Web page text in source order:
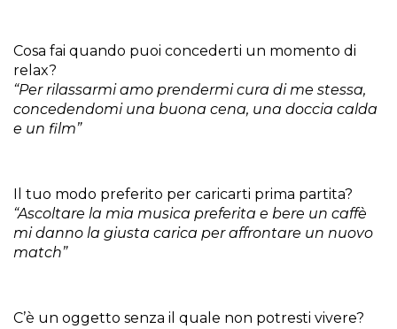
Cosa fai quando puoi concederti un momento di
relax?
“Per rilassarmi amo prendermi cura di me stessa,
concedendomi una buona cena, una doccia calda
e un film”
Il tuo modo preferito per caricarti prima partita?
“Ascoltare la mia musica preferita e bere un caffè
mi danno la giusta carica per affrontare un nuovo
match”
C’è un oggetto senza il quale non potresti vivere?